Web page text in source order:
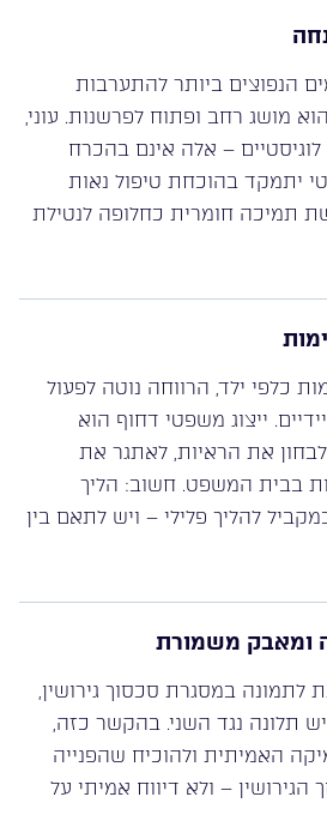
הנפוצים ביותר להתערבות
מושג רחב ופתוח לפרשנות. עוני,
– אלה אינם בהכרח
יתמקד בהוכחת טיפול נאות
תמיכה חומרית כחלופה לנטילת
כלפי ילד, הרווחה נוטה לפעול
ייצוג משפטי דחוף הוא
לבחון את הראיות, לאתגר את
בבית המשפט. חשוב: הליך
להליך פלילי – ויש לתאם בין
ומאבק משמורת
לתמונה במסגרת סכסוך גירושין,
תלונה נגד השני. בהקשר כזה,
האמיתית ולהוכיח שהפנייה
הגירושין – ולא דיווח אמיתי על